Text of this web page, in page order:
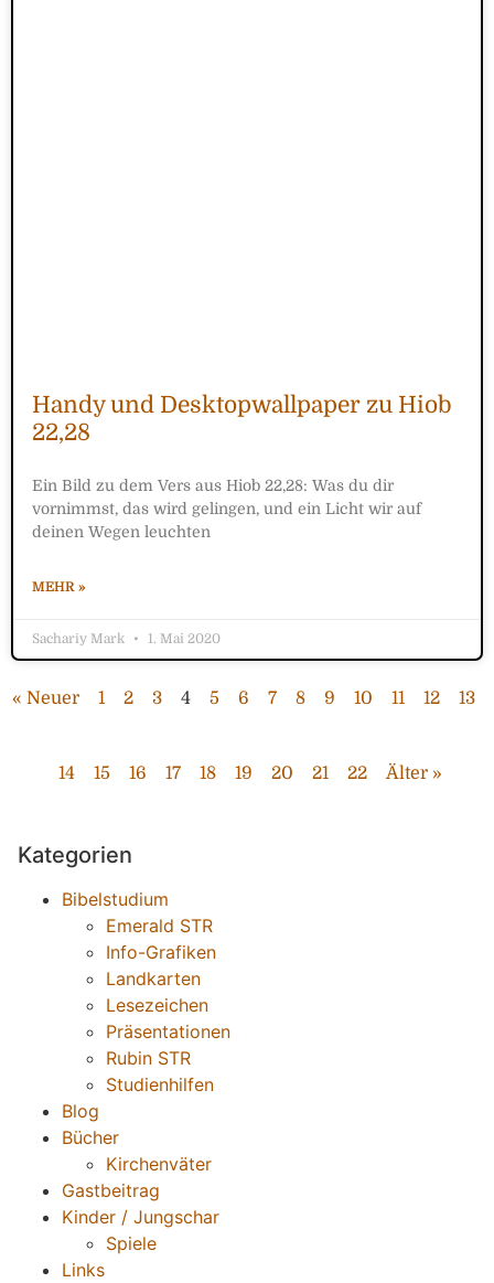
Handy und Desktopwallpaper zu Hiob
22,28
Ein Bild zu dem Vers aus Hiob 22,28: Was du dir
vornimmst, das wird gelingen, und ein Licht wir auf
deinen Wegen leuchten
MEHR »
Sachariy Mark 1. Mai 2020
« Neuer 1 2 3 4 5 6 7 8 9 10 11 12 13
14 15 16 17 18 19 20 21 22 Älter »
Kategorien
Bibelstudium
Emerald STR
Info-Grafiken
Landkarten
Lesezeichen
Präsentationen
Rubin STR
Studienhilfen
Blog
Bücher
Kirchenväter
Gastbeitrag
Kinder / Jungschar
Spiele
Links